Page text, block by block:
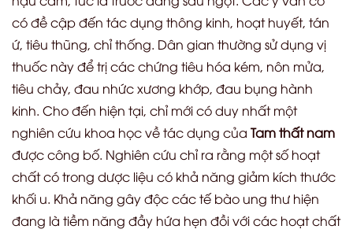
có đề cập đến tác dụng thông kinh, hoạt huyết, tán
ứ, tiêu thũng, chỉ thống. Dân gian thường sử dụng vị
thuốc này để trị các chứng tiêu hóa kém, nôn mửa,
tiêu chảy, đau nhức xương khớp, đau bụng hành
kinh. Cho đến hiện tại, chỉ mới có duy nhất một
nghiên cứu khoa học về tác dụng của Tam thất nam
được công bố. Nghiên cứu chỉ ra rằng một số hoạt
chất có trong dược liệu có khả năng giảm kích thước
khối u. Khả năng gây độc các tế bào ung thư hiện
đang là tiềm năng đầy hứa hẹn đồi với các hoạt chất